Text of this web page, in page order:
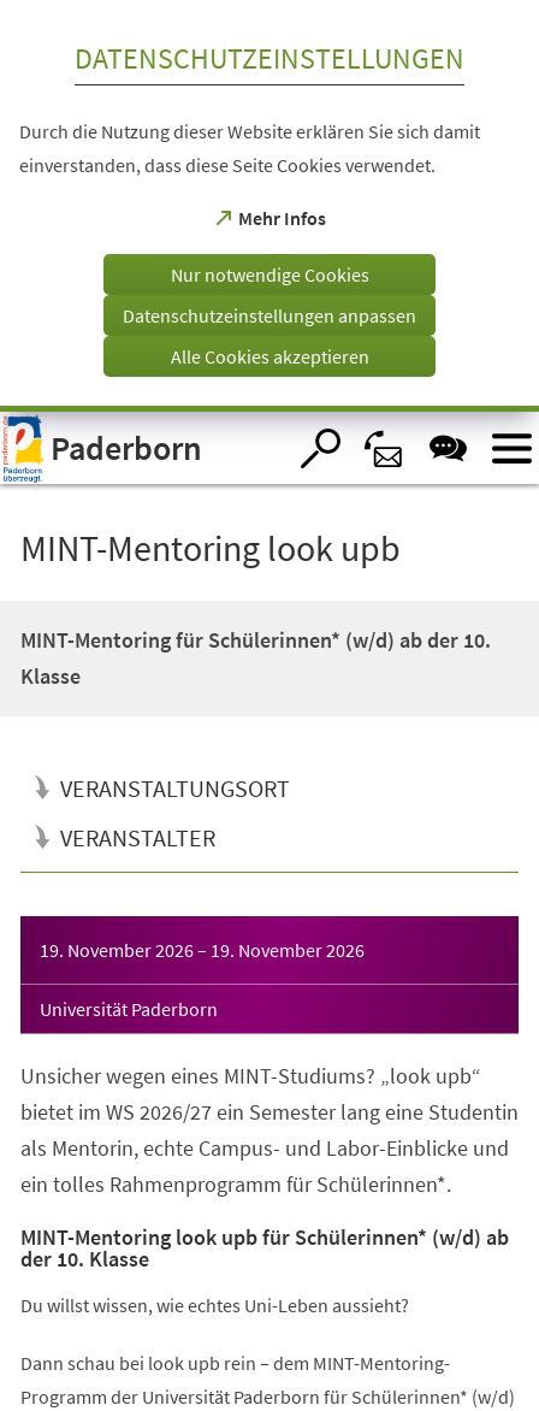
Visuelle
Assistenzsoftware
öffnen.
DATENSCHUTZEINSTELLUNGEN
Durch die Nutzung dieser Website erklären Sie sich damit
einverstanden, dass diese Seite Cookies verwendet.
Mehr Infos
(Öffnet
einem
Tab)
Nur notwendige Cookies
Datenschutzeinstellungen anpassen
Alle Cookies akzeptieren
Paderborn
MINT-Mentoring look upb
MINT-Mentoring für Schülerinnen* (w/d) ab der 10.
Klasse
VERANSTALTUNGSORT
VERANSTALTER
19. November 2026– 19. November 2026
Universität Paderborn
Unsicher wegen eines MINT-Studiums? „look upb“
bietet im WS 2026/27 ein Semester lang eine Studentin
als Mentorin, echte Campus- und Labor-Einblicke und
ein tolles Rahmenprogramm für Schülerinnen*.
MINT-Mentoring look upb für Schülerinnen* (w/d) ab
der 10. Klasse
Du willst wissen, wie echtes Uni-Leben aussieht?
Dann schau bei look upb rein – dem MINT-Mentoring-
Programm der Universität Paderborn für Schülerinnen* (w/d)